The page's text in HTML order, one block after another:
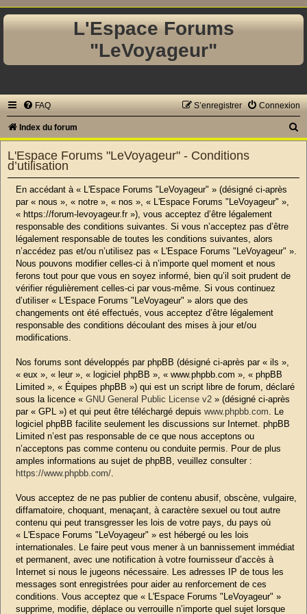
L'Espace Forums
"LeVoyageur"
FAQ Connexion
S’enregistrer
Index du forum
L'Espace Forums "LeVoyageur" - Conditions
d’utilisation
En accédant à « L'Espace Forums "LeVoyageur" » (désigné ci-après
par « nous », « notre », « nos », « L'Espace Forums "LeVoyageur" »,
« https://forum-levoyageur.fr »), vous acceptez d’être légalement
responsable des conditions suivantes. Si vous n’acceptez pas d’être
légalement responsable de toutes les conditions suivantes, alors
n’accédez pas et/ou n’utilisez pas « L'Espace Forums "LeVoyageur" ».
Nous pouvons modifier celles-ci à n’importe quel moment et nous
ferons tout pour que vous en soyez informé, bien qu’il soit prudent de
vérifier régulièrement celles-ci par vous-même. Si vous continuez
d’utiliser « L'Espace Forums "LeVoyageur" » alors que des
changements ont été effectués, vous acceptez d’être légalement
responsable des conditions découlant des mises à jour et/ou
modifications.
Nos forums sont développés par phpBB (désigné ci-après par « ils »,
« eux », « leur », « logiciel phpBB », « www.phpbb.com », « phpBB
Limited », « Équipes phpBB ») qui est un script libre de forum, déclaré
sous la licence « GNU General Public License v2 » (désigné ci-après
par « GPL ») et qui peut être téléchargé depuis www.phpbb.com. Le
logiciel phpBB facilite seulement les discussions sur Internet. phpBB
Limited n’est pas responsable de ce que nous acceptons ou
n’acceptons pas comme contenu ou conduite permis. Pour de plus
amples informations au sujet de phpBB, veuillez consulter :
https://www.phpbb.com/.
Vous acceptez de ne pas publier de contenu abusif, obscène, vulgaire,
diffamatoire, choquant, menaçant, à caractère sexuel ou tout autre
contenu qui peut transgresser les lois de votre pays, du pays où
« L'Espace Forums "LeVoyageur" » est hébergé ou les lois
internationales. Le faire peut vous mener à un bannissement immédiat
et permanent, avec une notification à votre fournisseur d’accès à
Internet si nous le jugeons nécessaire. Les adresses IP de tous les
messages sont enregistrées pour aider au renforcement de ces
conditions. Vous acceptez que « L'Espace Forums "LeVoyageur" »
supprime, modifie, déplace ou verrouille n’importe quel sujet lorsque